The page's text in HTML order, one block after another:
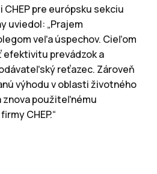
pre európsku sekciu
uviedol: „Prajem
veľa úspechov. Cieľom
prevádzok a
reťazec. Zároveň
výhodu v oblasti životného
znova použiteľnému
CHEP.“